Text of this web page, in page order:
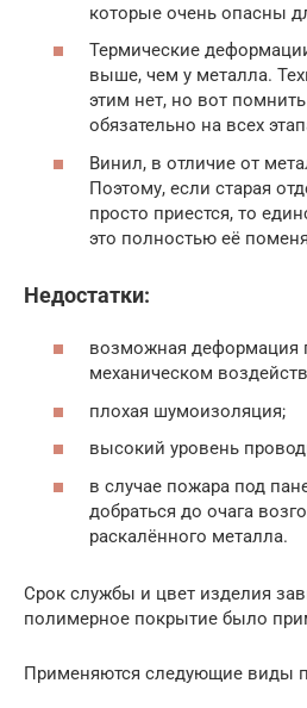
которые очень опасны
Термические
выше, чем у металла.
этим нет, но вот
обязательно на всех
Винил, в отличие от
Поэтому, если старая
просто приестся, то
это полностью её
Недостатки:
возможная деформация
механическом
плохая шумоизоляция;
высокий уровень
в случае пожара под
добраться до очага
раскалённого металла.
Срок службы и цвет изделия
полимерное покрытие было
Применяются следующие виды